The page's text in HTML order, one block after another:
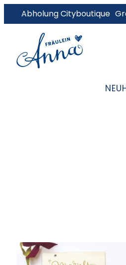
Abholung Cityboutique